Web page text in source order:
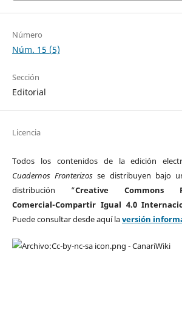
Número
Núm. 15 (5)
Sección
Editorial
Licencia
Todos los contenidos de la edición
Cuadernos Fronterizos se distribuyen bajo
distribución “Creative Commons
Comercial-Compartir Igual 4.0
Puede consultar desde aquí laversión